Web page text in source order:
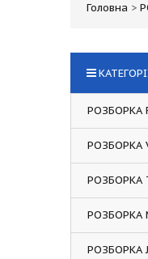
Головна >
РОЗБОРКА
РОЗБОРКА
РОЗБОРКА
РОЗБОРКА
РОЗБОРКА